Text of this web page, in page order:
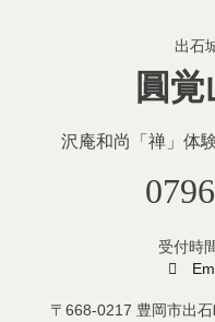
出石
圓
沢庵和尚「禅」体
受付時
〒668-0217 豊岡市出